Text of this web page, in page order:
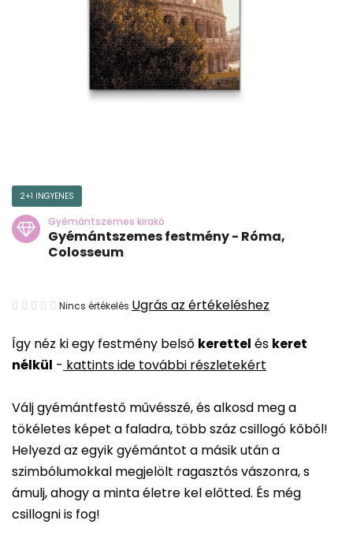
Így néz ki egy festmény belső kerettel és keret
nélkül - kattints ide további részletekért
Válj gyémántfestő művésszé, és alkosd meg a
tökéletes képet a faladra, több száz csillogó kőből!
Helyezd az egyik gyémántot a másik után a
szimbólumokkal megjelölt ragasztós vászonra, s
ámulj, ahogy a minta életre kel előtted. És még
csillogni is fog!
2+1 INGYENES
Gyémántszemes kirakó
Gyémántszemes festmény - Róma,
Colosseum
A
átlagos
értékelése
ből
0,0
csillag.
Nincs értékelés Ugrás az értékeléshez